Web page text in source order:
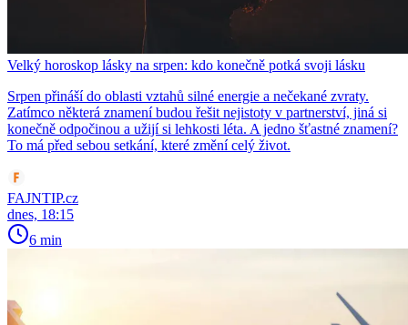
Velký horoskop lásky na srpen: kdo konečně potká svoji lásku
Srpen přináší do oblasti vztahů silné energie a nečekané zvraty.
Zatímco některá znamení budou řešit nejistoty v partnerství, jiná si
konečně odpočinou a užijí si lehkosti léta. A jedno šťastné znamení?
To má před sebou setkání, které změní celý život.
FAJNTIP.cz
dnes, 18:15
6 min